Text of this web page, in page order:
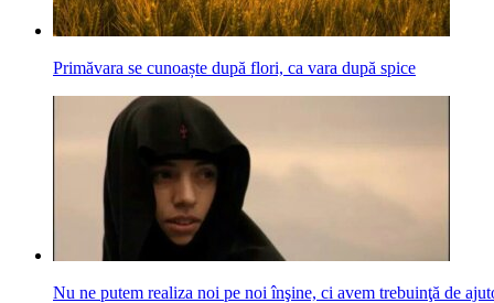
Primăvara se cunoaște după flori, ca vara după spice
Nu ne putem realiza noi pe noi înşine, ci avem trebuinţă de